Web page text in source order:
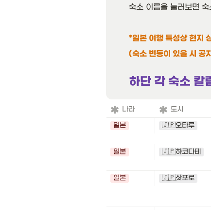
숙소 이름을 눌러보면
*일본 여행 특성상 현지
(숙소 변동이 있을 시 공
하단 각 숙소 칼
나라 도시
일본
🇯🇵오타루
일본
🇯🇵하코다테
일본
🇯🇵삿포로